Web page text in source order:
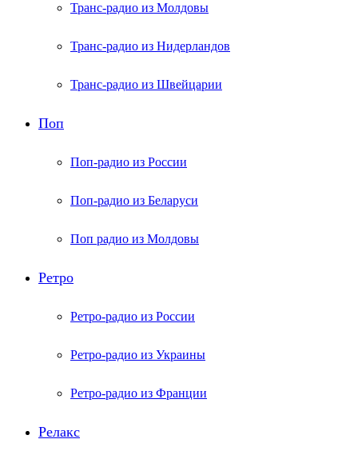
Транс-радио из Молдовы
Транс-радио из Нидерландов
Транс-радио из Швейцарии
Поп
Поп-радио из России
Поп-радио из Беларуси
Поп радио из Молдовы
Ретро
Ретро-радио из России
Ретро-радио из Украины
Ретро-радио из Франции
Релакс